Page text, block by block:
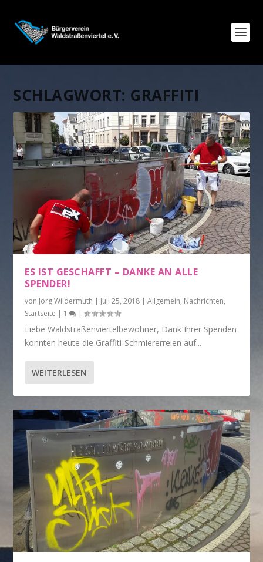
SCHLAGWORT: GRAFFITI
ES IST GESCHAFFT – DANKE AN ALLE
SPENDER!
von Jörg Wildermuth | Juli 25, 2018 |Allgemein, Nachrichten,
Startseite | 1 |
Liebe Waldstraßenviertelbewohner, Dank Ihrer Spenden
konnten heute die Graffiti-Schmiererreien auf...
WEITERLESEN